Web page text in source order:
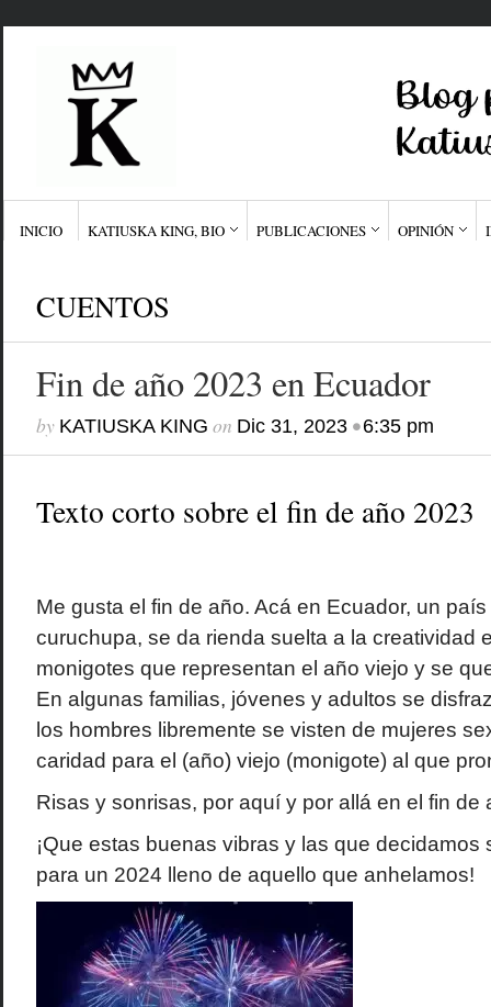
INICIO KATIUSKA KING, BIO PUBLICACIONES OPINIÓN
CUENTOS
Fin de año 2023 en Ecuador
by KATIUSKA KING on Dic 31, 2023•6:35 pm
Texto corto sobre el fin de año 2023
Me gusta el fin de año. Acá en Ecuador, un
curuchupa, se da rienda suelta a la creatividad
monigotes que representan el año viejo y se
En algunas familias, jóvenes y adultos se
los hombres libremente se visten de mujeres
caridad para el (año) viejo (monigote) al que
Risas y sonrisas, por aquí y por allá en el fin de
¡Que estas buenas vibras y las que decidamos
para un 2024 lleno de aquello que anhelamos!